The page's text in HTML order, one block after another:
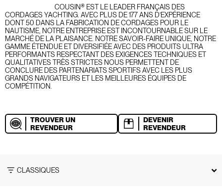
COUSIN® EST LE LEADER FRANÇAIS DES
CORDAGES YACHTING. AVEC PLUS DE 177 ANS D’EXPÉRIENCE
DONT 50 DANS LA FABRICATION DE CORDAGES POUR LE
NAUTISME, NOTRE ENTREPRISE EST INCONTOURNABLE SUR LE
MARCHÉ DE LA PLAISANCE. NOTRE SAVOIR-FAIRE UNIQUE, NOTRE
GAMME ÉTENDUE ET DIVERSIFIÉE AVEC DES PRODUITS ULTRA
PERFORMANTS RESPECTANT DES EXIGENCES TECHNIQUES ET
QUALITATIVES TRÈS STRICTES NOUS PERMETTENT DE
CONCLURE DES PARTENARIATS SPORTIFS AVEC LES PLUS
GRANDS NAVIGATEURS ET LES MEILLEURES ÉQUIPES DE
COMPÉTITION.
TROUVER UN
REVENDEUR
DEVENIR
REVENDEUR
CLASSIQUES